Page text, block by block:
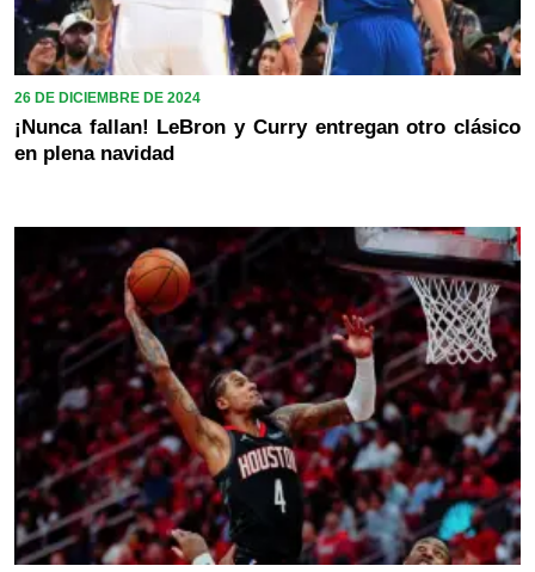
26 DE DICIEMBRE DE 2024
¡Nunca fallan! LeBron y Curry entregan otro clásico
en plena navidad